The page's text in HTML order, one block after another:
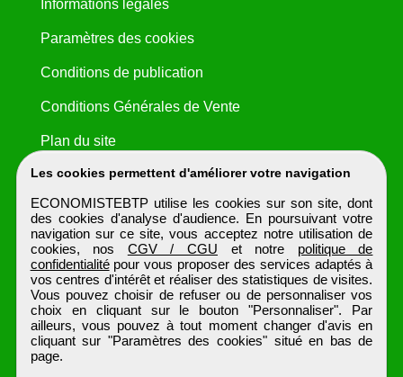
Les cookies permettent d'améliorer votre navigation
ECONOMISTEBTP utilise les cookies sur son site, dont
des cookies d'analyse d'audience. En poursuivant votre
navigation sur ce site, vous acceptez notre utilisation de
cookies, nos CGV / CGU et notre politique de
confidentialitépour vous proposer des services adaptés à
vos centres d'intérêt et réaliser des statistiques de visites.
Vous pouvez choisir de refuser ou de personnaliser vos
choix en cliquant sur le bouton "Personnaliser". Par
ailleurs, vous pouvez à tout moment changer d'avis en
cliquant sur "Paramètres des cookies" situé en bas de
page.
Informations légales
Paramètres des cookies
Conditions de publication
Conditions Générales de Vente
Plan du site